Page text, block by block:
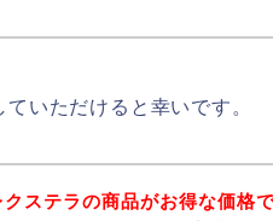
いただけると幸いです。
ステラの商品がお得な価格